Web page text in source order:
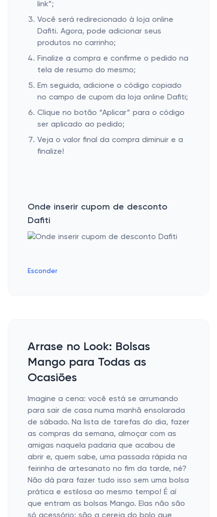
link”;
Você será redirecionado à loja online
Dafiti. Agora, pode adicionar seus
produtos no carrinho;
Finalize a compra e confirme o pedido na
tela de resumo do mesmo;
Em seguida, adicione o código copiado
no campo de cupom da loja online Dafiti;
Clique no botão “Aplicar” para o código
ser aplicado ao pedido;
Veja o valor final da compra diminuir e a
finalize!
Onde inserir cupom de desconto
Dafiti
Esconder
Arrase no Look: Bolsas
Mango para Todas as
Ocasiões
Imagine a cena: você está se arrumando
para sair de casa numa manhã ensolarada
de sábado. Na lista de tarefas do dia, fazer
as compras da semana, almoçar com as
amigas naquela padaria que acabou de
abrir e, quem sabe, uma passada rápida na
feirinha de artesanato no fim da tarde, né?
Não dá para fazer tudo isso sem uma bolsa
prática e estilosa ao mesmo tempo! É aí
que entram as bolsas Mango. Elas não são